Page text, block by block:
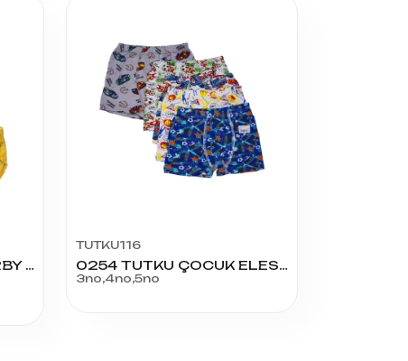
407 ERKEK ÇOÇUK DERBY RİBANA SLİP
TUTKU116
0254 TUTKU ÇOCUK ELESTAN EMPİRME BOXER
3no,4no,5no